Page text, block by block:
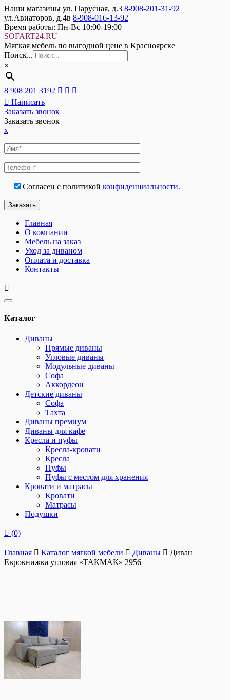
Наши магазины ул. Парусная, д.3 8-908-201-31-92
ул.Авиаторов, д.4в 8-908-016-13-92
Время работы: Пн-Вс 10:00-19:00
SOFART24.RU
Мягкая мебель по выгодной цене в Красноярске
Поиск...
×
8 908 201 3192
Написать
Заказать звонок
Заказать звонок
x
Согласен с политикой конфиденциальности.
Главная
О компании
Мебель на заказ
Уход за диваном
Оплата и доставка
Контакты
Каталог
Диваны
Прямые диваны
Угловые диваны
Модульные диваны
Софа
Аккордеон
Детские диваны
Софа
Тахта
Диваны премиум
Диваны для кафе
Кресла и пуфы
Кресла-кровати
Кресла
Пуфы
Пуфы с местом для хранения
Кровати и матрасы
Кровати
Матрасы
Подушки
(0)
Главная Каталог мягкой мебели Диваны
Диван
Еврокнижка угловая «ТАКМАК» 2956